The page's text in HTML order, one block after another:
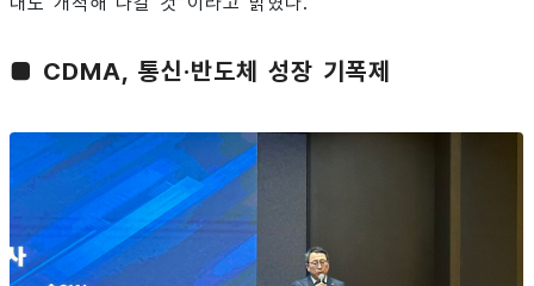
■ CDMA, 통신·반도체 성장 기폭제